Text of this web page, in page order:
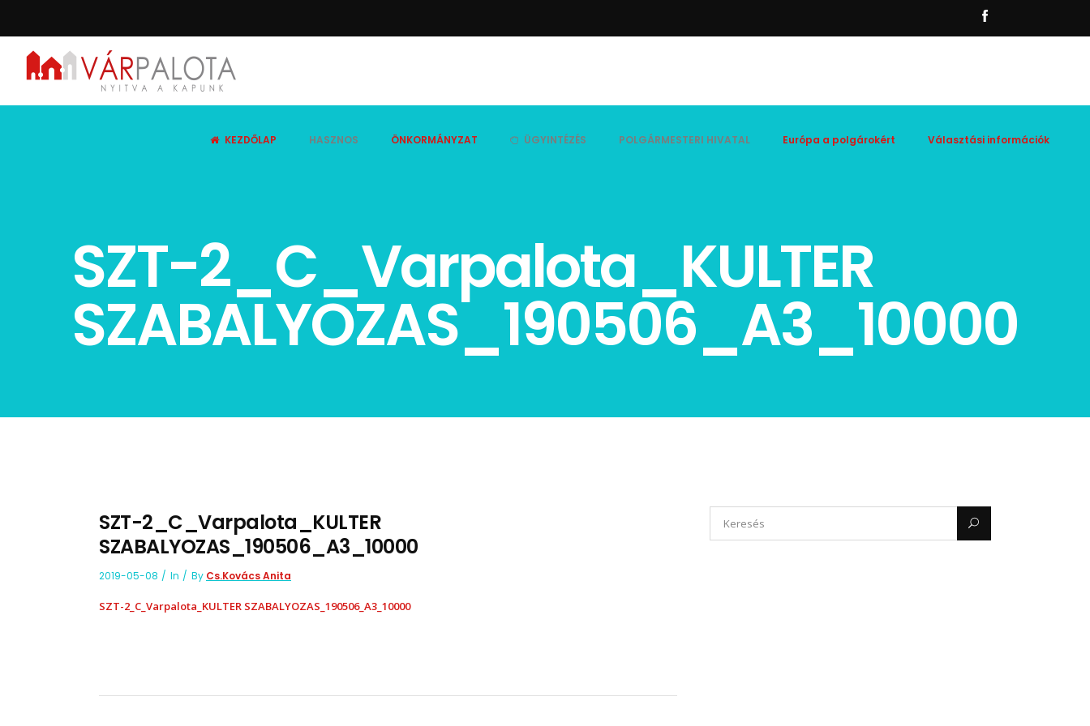
KEZDŐLAP HASZNOS ÖNKORMÁNYZAT ÜGYINTÉZÉS POLGÁRMESTERI HIVATAL Európa a polgárokért Választási információk
SZT-2_C_Varpalota_KULTER
SZABALYOZAS_190506_A3_10000
SZT-2_C_Varpalota_KULTER
SZABALYOZAS_190506_A3_10000
2019-05-08 In By Cs.Kovács Anita
SZT-2_C_Varpalota_KULTER SZABALYOZAS_190506_A3_10000